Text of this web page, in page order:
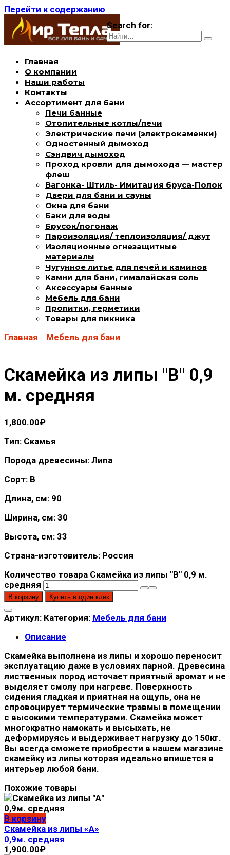
Перейти к содержанию
Search for:
Главная
О компании
Наши работы
Контакты
Ассортимент для бани
Печи банные
Отопительные котлы/печи
Электрические печи (электрокаменки)
Одностенный дымоход
Сэндвич дымоход
Проход кровли для дымохода — мастер
флеш
Вагонка- Штиль- Имитация бруса-Полок
Двери для бани и сауны
Окна для бани
Баки для воды
Брусок/погонаж
Пароизоляция/ теплоизоляция/ джут
Изоляционные огнезащитные
материалы
Чугунное литье для печей и каминов
Камни для бани, гималайская соль
Аксессуары банные
Мебель для бани
Пропитки, герметики
Товары для пикника
Главная Мебель для бани
Скамейка из липы "В" 0,9
м. средняя
1,800.00₽
Тип: Скамья
Порода древесины: Липа
Сорт: В
Длина, см: 90
Ширина, см: 30
Высота, см: 33
Страна-изготовитель: Россия
Количество товара Скамейка из липы "В" 0,9 м.
средняя
В корзину Купить в один клик
Артикул: Категория: Мебель для бани
Описание
Скамейка выполнена из липы и хорошо переносит
эксплуатацию даже в условиях парной. Древесина
лиственных пород источает приятный аромат и не
выделяет смолу при нагреве. Поверхность
сидения гладкая и приятная на ощупь, она не
спровоцирует термические травмы в помещении
с высокими температурами. Скамейка может
многократно намокать и высыхать, не
деформируясь и выдерживает нагрузку до 150кг.
Вы всегда сможете приобрести в нашем магазине
скамейку из липы которая идеально впишется в
интерьер любой бани.
Похожие товары
В корзину
Скамейка из липы «А»
0,9м. средняя
1,900.00₽